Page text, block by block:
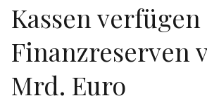
Kassen
Finanzreserven
Mrd. Euro